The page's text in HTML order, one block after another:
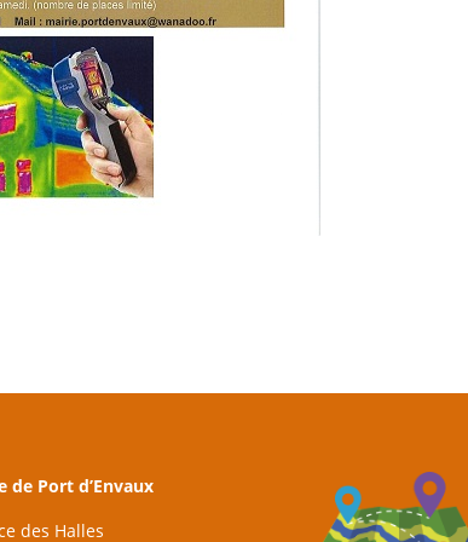
de Port d’Envaux
des Halles